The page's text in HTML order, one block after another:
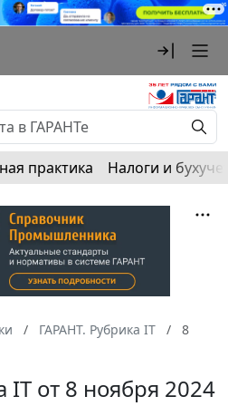
практика Налоги и
ГАРАНТ. Рубрика IT
8
IT от 8 ноября 2024